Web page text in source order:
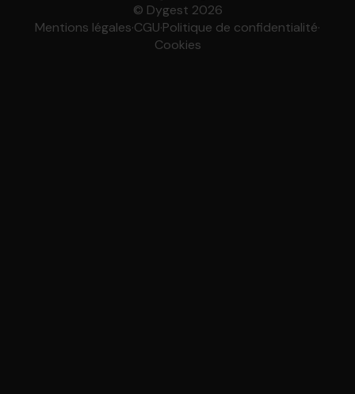
© Dygest 2026
Mentions légales·CGU·Politique de confidentialité·
Cookies